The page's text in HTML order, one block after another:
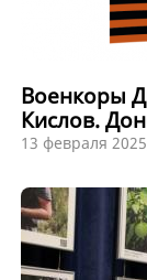
Военкоры
Кислов.
13 февраля